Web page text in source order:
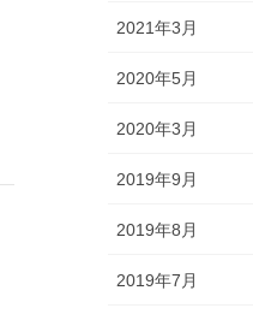
2021年3月
2020年5月
2020年3月
2019年9月
2019年8月
2019年7月